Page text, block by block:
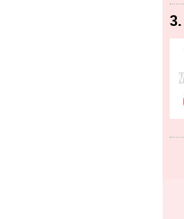
3.